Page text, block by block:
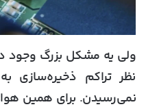
ولی یه مشکل بزرگ وجود
نظر تراکم ذخیره‌سازی
نمی‌رسیدن. برای همین